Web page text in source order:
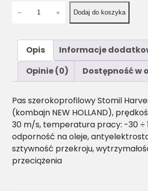
J
H
2
-
1
8
5
− + Dodaj do koszyka
Opis
Informacje
Opinie (0)
Dostępność w
Pas szerokoprofilowy Stomil
(kombajn NEW HOLLAND),
30 m/s, temperatura pracy: -30 ÷
odporność na oleje,
sztywność przekroju,
przeciążenia